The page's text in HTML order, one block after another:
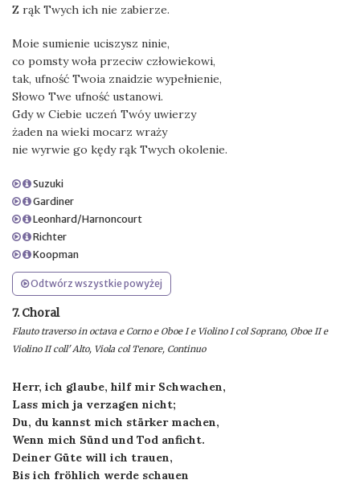
Z rąk Twych ich nie zabierze.
Moie sumienie uciszysz ninie,
co pomsty woła przeciw człowiekowi,
tak, ufność Twoia znaidzie wypełnienie,
Słowo Twe ufność ustanowi.
Gdy w Ciebie uczeń Twóy uwierzy
żaden na wieki mocarz wraży
nie wyrwie go kędy rąk Twych okolenie.
Suzuki
Gardiner
Leonhard/Harnoncourt
Richter
Koopman
Odtwórz wszystkie powyżej
7. Choral
Flauto traverso in octava e Corno e Oboe I e Violino I col Soprano, Oboe II e
Violino II coll' Alto, Viola col Tenore, Continuo
Herr, ich glaube, hilf mir Schwachen,
Lass mich ja verzagen nicht;
Du, du kannst mich stärker machen,
Wenn mich Sünd und Tod anficht.
Deiner Güte will ich trauen,
Bis ich fröhlich werde schauen